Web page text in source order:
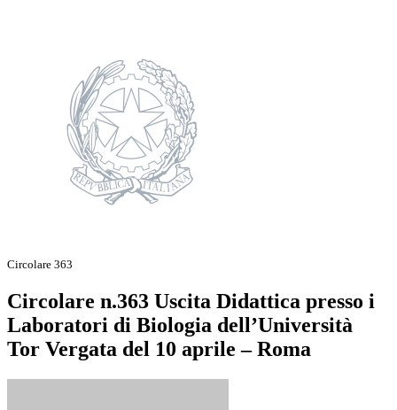
Circolare 363
Circolare n.363 Uscita Didattica presso i
Laboratori di Biologia dell’Università
Tor Vergata del 10 aprile – Roma